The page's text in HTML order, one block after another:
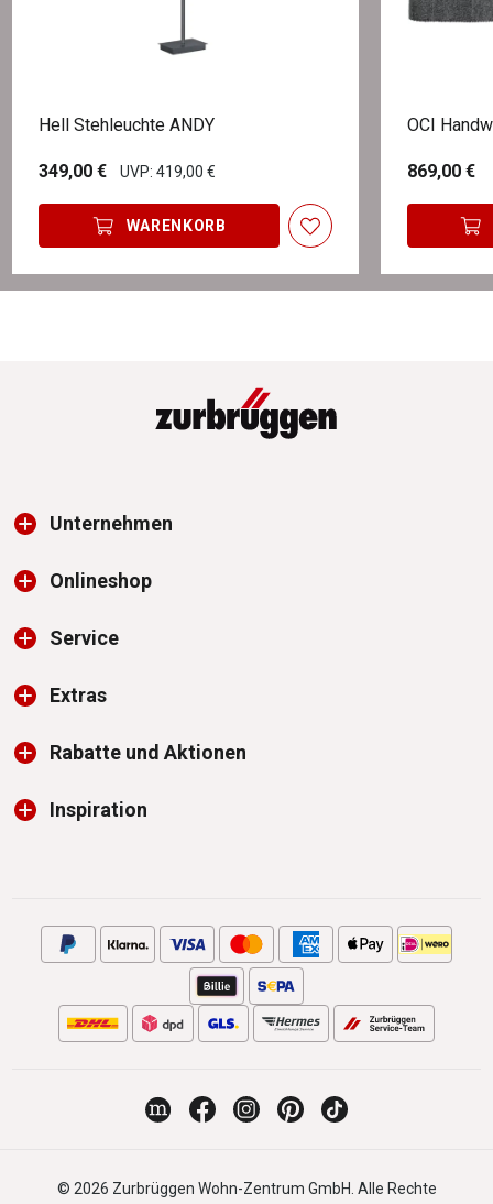
Hell Stehleuchte ANDY
349,00 € UVP: 419,00 €
WARENKORB
OCI
869,00 €
Unternehmen
Onlineshop
Service
Extras
Rabatte und Aktionen
Inspiration
© 2026 Zurbrüggen Wohn-Zentrum GmbH. Alle Rechte